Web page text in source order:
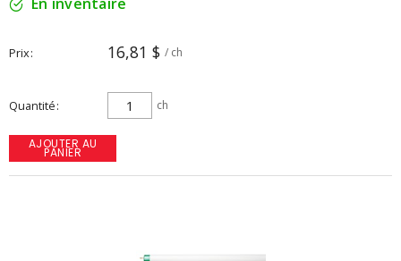
Prix 16,81 $ / ch
Quantité ch
AJOUTER AU
PANIER